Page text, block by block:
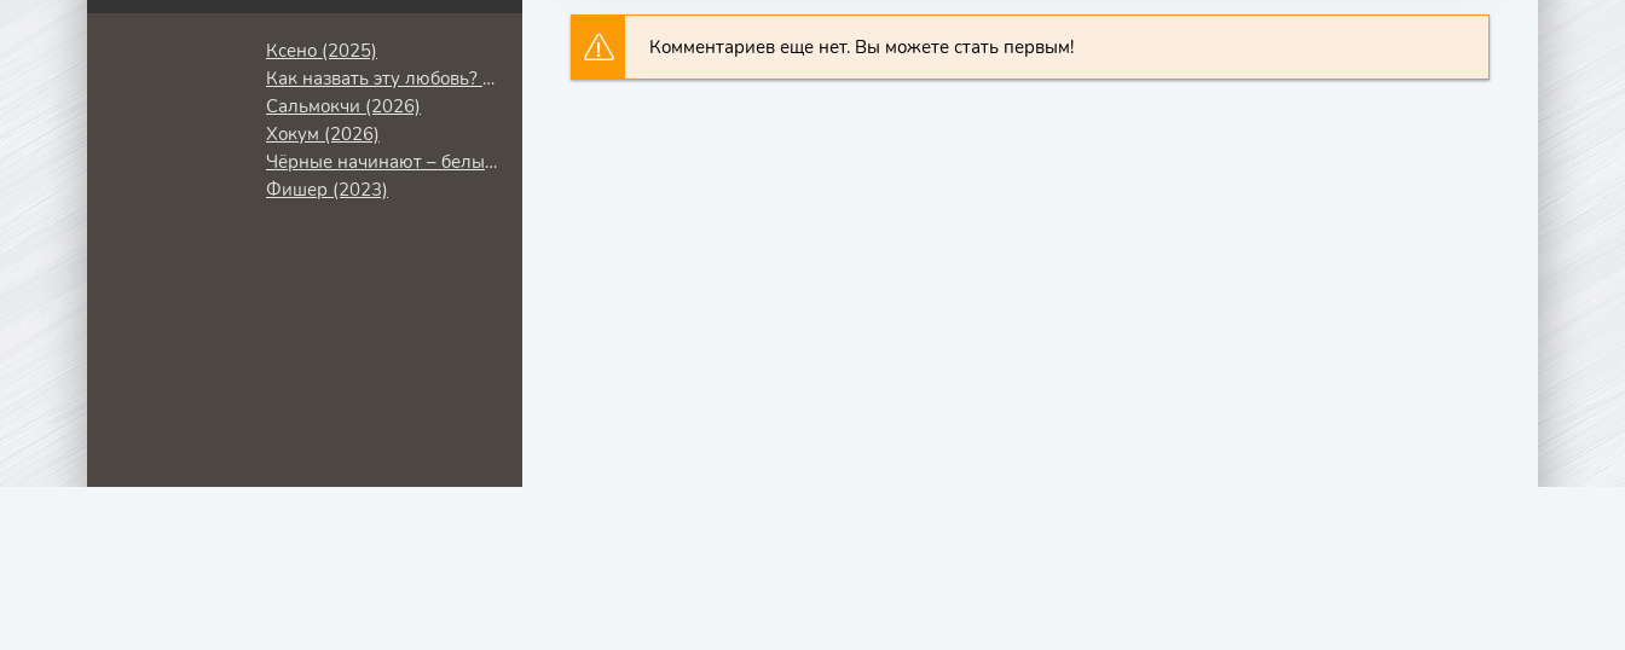
Комментариев еще нет. Вы можете стать первым!
Ксено (2025)
Как назвать эту любовь? (2011)
Сальмокчи (2026)
Хокум (2026)
Чёрные начинают – белые выигрывают (2024)
Фишер (2023)